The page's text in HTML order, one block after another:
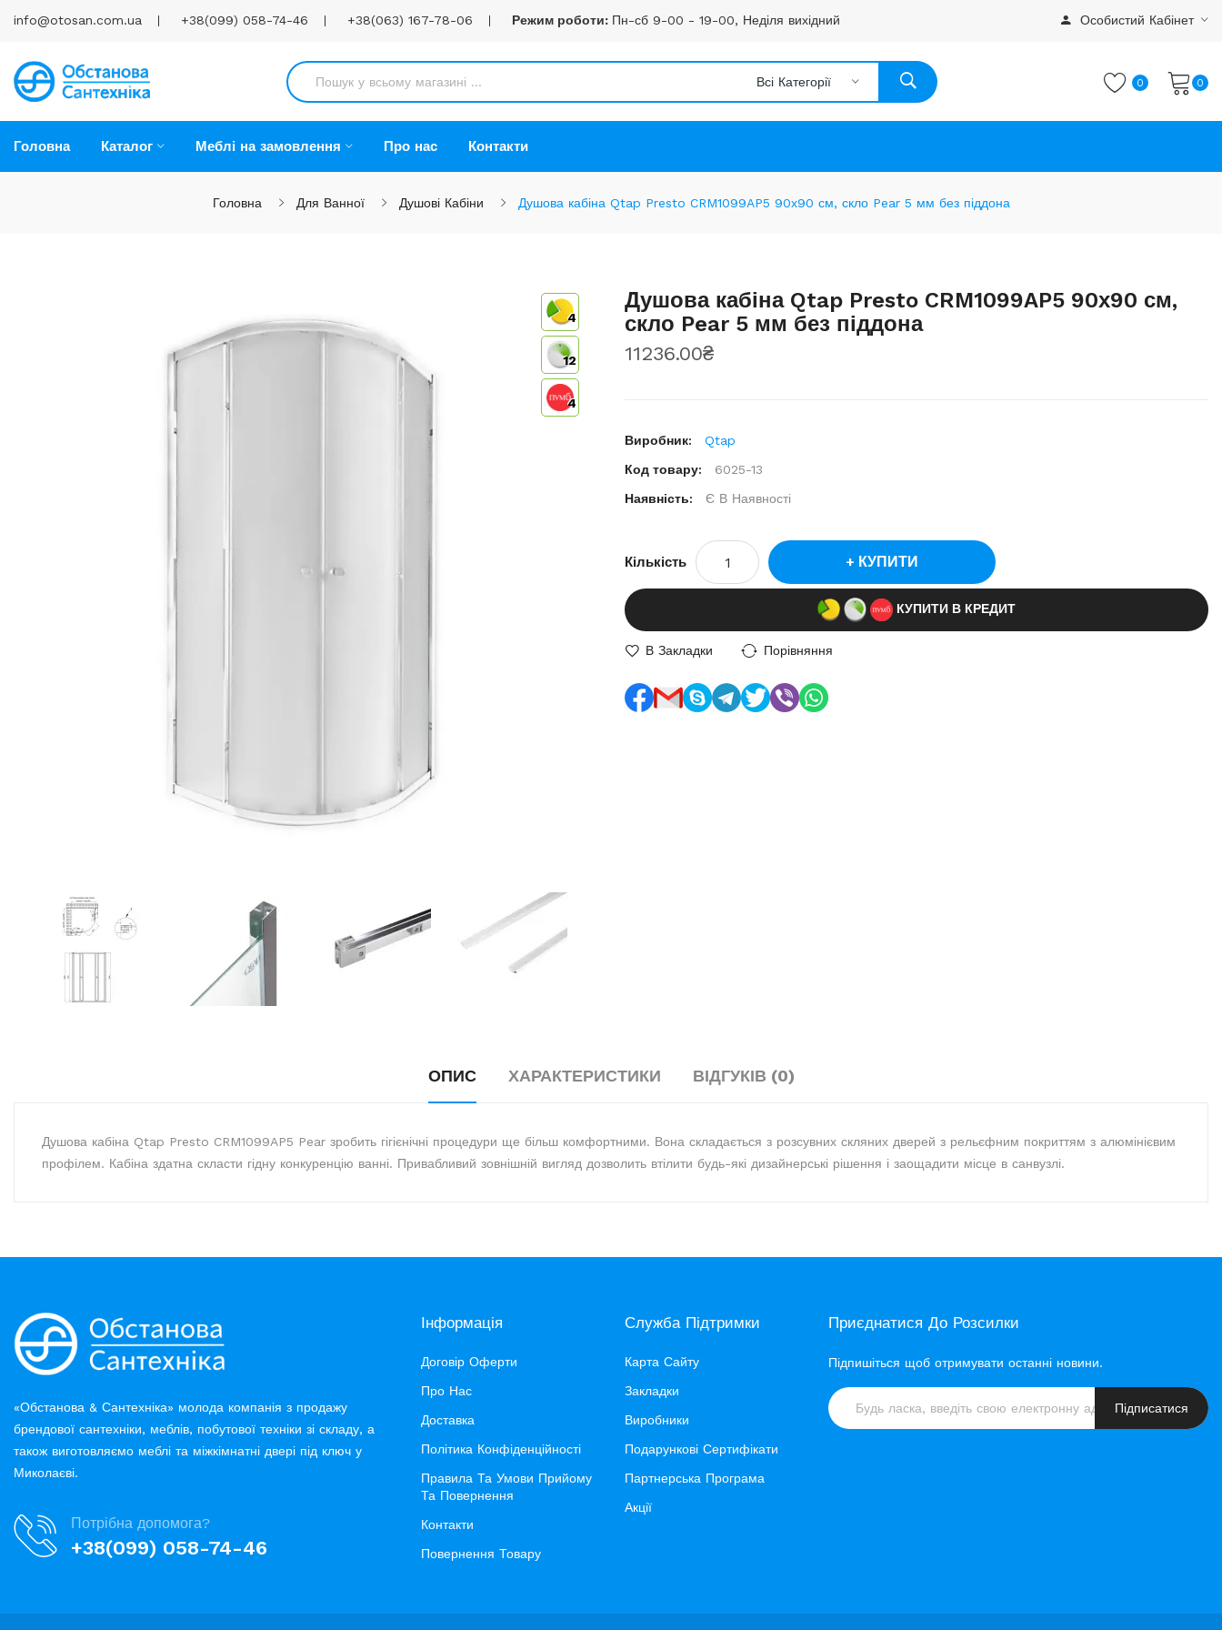
info@otosan.com.ua +38(099) 058-74-46 +38(063) 167-78-06 Режим роботи: Пн-сб 9-00 - 19-00, Неділя вихідний Особистий Кабінет
0 0
Всі Категорії
Головна Каталог Меблі на замовлення Про нас Контакти
Головна Для Ванної Душові Кабіни Душова кабіна Qtap Presto CRM1099AP5 90х90 см, скло Pear 5 мм без піддона
4
12
4
Душова кабіна Qtap Presto CRM1099AP5 90х90 см,
скло Pear 5 мм без піддона
11236.00₴
Виробник:
Qtap
Код товару:
6025-13
Наявність:
Є В Наявності
Кількість КУПИТИ
КУПИТИ В КРЕДИТ
В Закладки Порівняння
ОПИС ХАРАКТЕРИСТИКИ ВІДГУКІВ (0)
Душова кабіна Qtap Presto CRM1099AP5 Pear зробить гігієнічні процедури ще більш комфортними. Вона складається з розсувних скляних дверей з рельєфним покриттям з алюмінієвим
профілем. Кабіна здатна скласти гідну конкуренцію ванні. Привабливий зовнішній вигляд дозволить втілити будь-які дизайнерські рішення і заощадити місце в санвузлі.
«Обстанова & Сантехніка» молода компанія з продажу
брендової сантехніки, меблів, побутової техніки зі складу, а
також виготовляємо меблі та міжкімнатні двері під ключ у
Миколаєві.
Потрібна допомога?
+38(099) 058-74-46
Інформація
Договір Оферти
Про Нас
Доставка
Політика Конфіденційності
Правила Та Умови Прийому
Та Повернення
Контакти
Повернення Товару
Служба Підтримки
Карта Сайту
Закладки
Виробники
Подарункові Сертифікати
Партнерська Програма
Акції
Приєднатися До Розсилки
Підпишіться щоб отримувати останні новини.
Підписатися